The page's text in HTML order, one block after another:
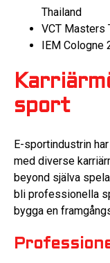
Thailand
VCT Masters
IEM Cologne
sport
E-sportindustrin
med diverse
beyond själva
bli professionella
bygga en